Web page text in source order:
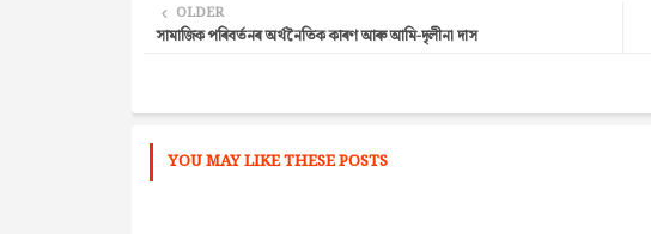
OLDER
সামাজিক পৰিবৰ্তনৰ অৰ্থনৈতিক কাৰণ আৰু আমি-দৃলীনা দাস
YOU MAY LIKE THESE POSTS